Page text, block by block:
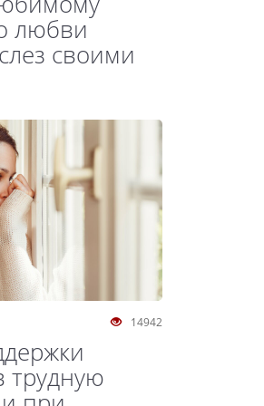
любви
своими
14942
трудную